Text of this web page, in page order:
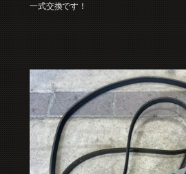
一式交換です！